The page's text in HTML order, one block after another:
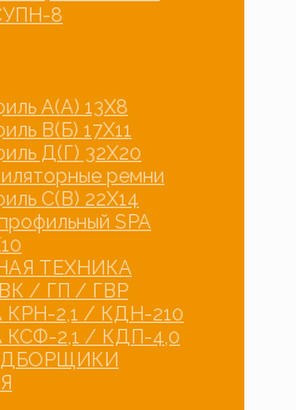
8
А(А) 13Х8
В(Б) 17Х11
Д(Г) 32Х20
ремни
С(В) 22Х14
SPA
ТЕХНИКА
/ ГП / ГВР
2,1 / КДН-210
2,1 / КДП-4,0